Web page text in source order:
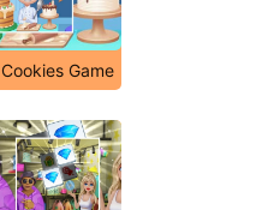
Game